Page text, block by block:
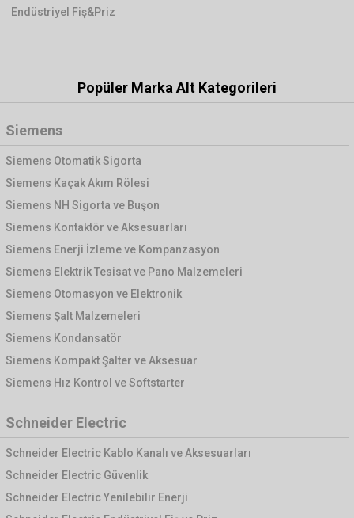
Endüstriyel Fiş&Priz
Popüler Marka Alt Kategorileri
Siemens
Siemens Otomatik Sigorta
Siemens Kaçak Akım Rölesi
Siemens NH Sigorta ve Buşon
Siemens Kontaktör ve Aksesuarları
Siemens Enerji İzleme ve Kompanzasyon
Siemens Elektrik Tesisat ve Pano Malzemeleri
Siemens Otomasyon ve Elektronik
Siemens Şalt Malzemeleri
Siemens Kondansatör
Siemens Kompakt Şalter ve Aksesuar
Siemens Hız Kontrol ve Softstarter
Schneider Electric
Schneider Electric Kablo Kanalı ve Aksesuarları
Schneider Electric Güvenlik
Schneider Electric Yenilebilir Enerji